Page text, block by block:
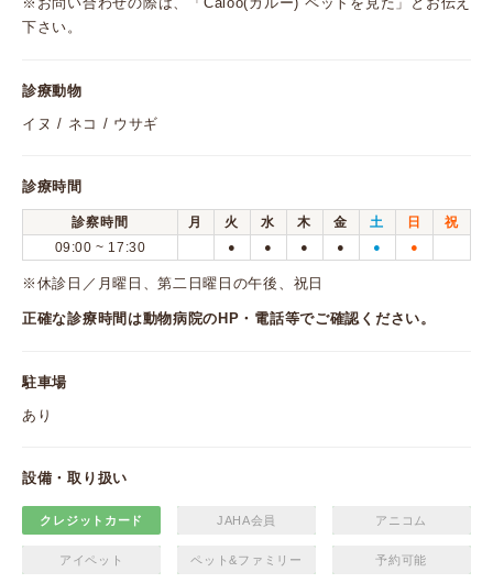
下さい。
診療動物
イヌ / ネコ / ウサギ
診療時間
診察時間 月 火 水 木 金 土 日
祝
09:00 ~ 17:30
● ● ● ● ● ●
※休診日／月曜日、第二日曜日の午後、祝日
正確な診療時間は動物病院のHP・電話等でご確認ください。
駐車場
あり
設備・取り扱い
クレジットカード JAHA会員 アニコム
アイペット ペット&ファミリー 予約可能